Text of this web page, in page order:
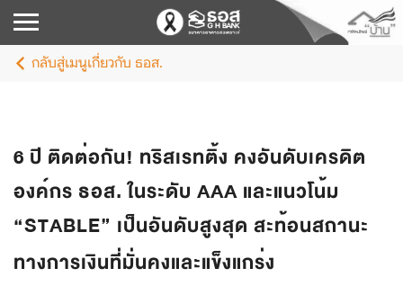
กลับสู่เมนูเกี่ยวกับ ธอส.
6 ปี ติดต่อกัน! ทริสเรทติ้ง คงอันดับเครดิต
องค์กร ธอส. ในระดับ AAA และแนวโน้ม
“STABLE” เป็นอันดับสูงสุด สะท้อนสถานะ
ทางการเงินที่มั่นคงและแข็งแกร่ง